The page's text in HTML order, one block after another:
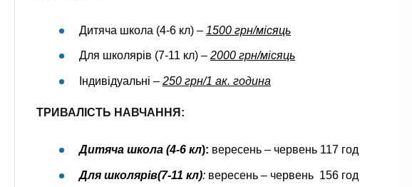
Дитяча школа (4-6 кл) – 1500 грн/місяць
Для школярів (7-11 кл) – 2000 грн/місяць
Індивідуальні – 250 грн/1 ак. година
ТРИВАЛІСТЬ НАВЧАННЯ:
Дитяча школа (4-6 кл): вересень – червень 117 год
Для школярів(7-11 кл): вересень – червень 156 год